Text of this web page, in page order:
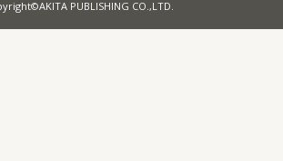
PUBLISHING CO.,LTD.